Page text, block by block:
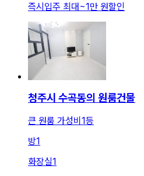
즉시입주 최대~1만 원할인
청주시 수곡동의 원룸건물
큰 원룸 가성비1등
방1
화장실1